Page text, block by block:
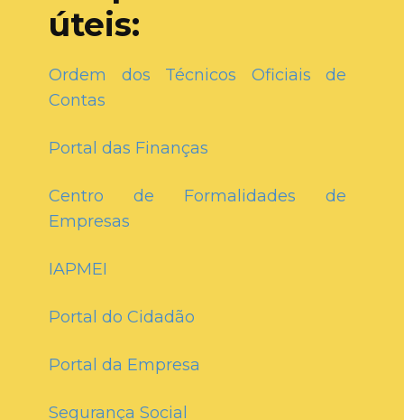
úteis:
Ordem dos Técnicos Oficiais de
Contas
Portal das Finanças
Centro de Formalidades de
Empresas
IAPMEI
Portal do Cidadão
Portal da Empresa
Segurança Social